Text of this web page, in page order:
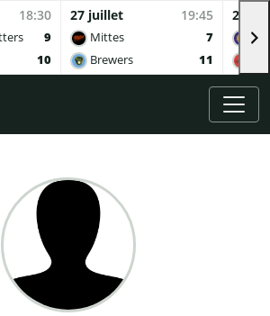
18:30
9
10
27 juillet 19:45
Mittes
7
Brewers
11
27